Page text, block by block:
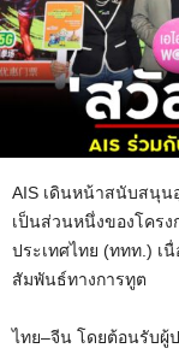
AIS เดินหน้าสนับสนุนอุ
เป็นส่วนหนึ่งของโครง
ประเทศไทย (ททท.) เ
สัมพันธ์ทางการทูต
ไทย–จีน โดยต้อนรับผู้